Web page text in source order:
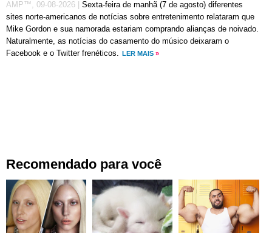
AMP™, 09-08-2026
Sexta-feira de manhã (7 de agosto) diferentes
sites norte-americanos de notícias sobre entretenimento relataram que
Mike Gordon e sua namorada estariam comprando alianças de noivado.
Naturalmente, as notícias do casamento do músico deixaram o
Facebook e o Twitter frenéticos.
LER MAIS »
Recomendado para você